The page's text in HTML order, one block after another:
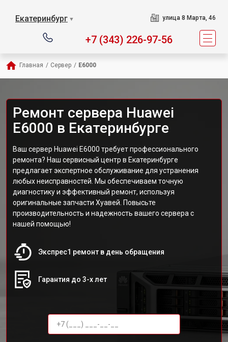
Екатеринбург ▼ улица 8 Марта, 46
+7 (343) 226-97-56
Главная / Сервер / E6000
Ремонт сервера Huawei
E6000 в Екатеринбурге
Ваш сервер Huawei E6000 требует профессионального
ремонта? Наш сервисный центр в Екатеринбурге
предлагает экспертное обслуживание для устранения
любых неисправностей. Мы обеспечиваем точную
диагностику и эффективный ремонт, используя
оригинальные запчасти Хуавей. Повысьте
производительность и надежность вашего сервера с
нашей помощью!
Экспрес1 ремонт в день обращения
Гарантия до 3-х лет